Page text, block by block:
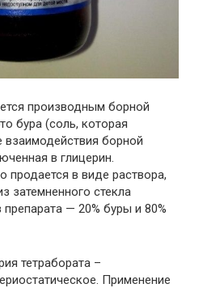
производным борной
бура (соль, которая
взаимодействия борной
в глицерин.
продается в виде раствора,
затемненного стекла
— 20% буры и 80%
тетрабората –
Применение